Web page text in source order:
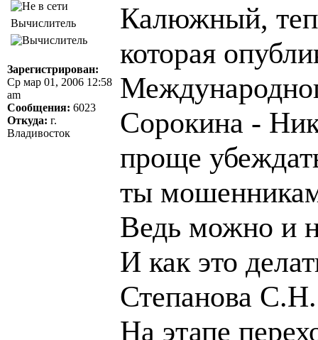
Вычислитель
Зарегистрирован:
Ср мар 01, 2006 12:58
am
Сообщения: 6023
Откуда: г.
Владивосток
Калюжный,
которая
Сорокина -
проще
ты
Ведь можно и
И как это
Степанова С.Н.
На этапе